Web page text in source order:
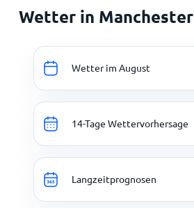
Wetter in Manchester
Wetter im August
14-Tage Wettervorhersage
Langzeitprognosen